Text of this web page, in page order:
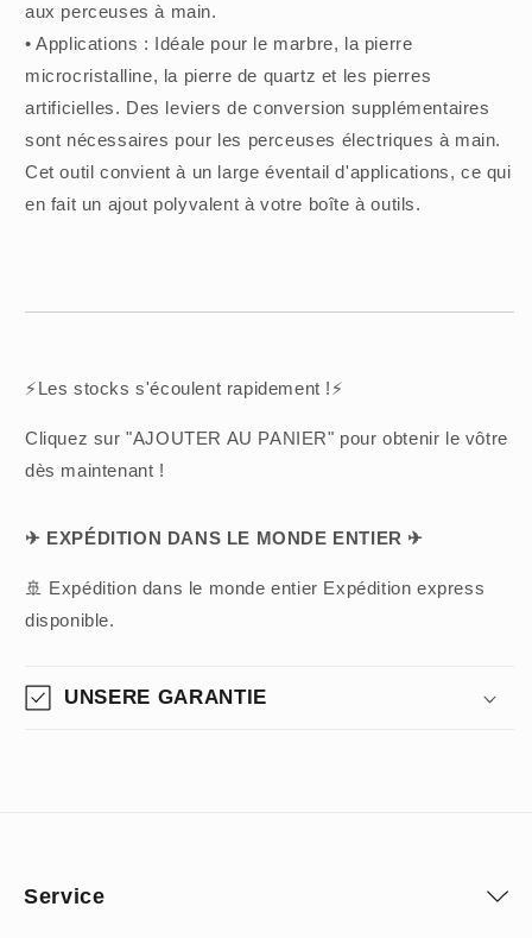
aux perceuses à main.
• Applications : Idéale pour le marbre, la pierre
microcristalline, la pierre de quartz et les pierres
artificielles. Des leviers de conversion supplémentaires
sont nécessaires pour les perceuses électriques à main.
Cet outil convient à un large éventail d'applications, ce qui
en fait un ajout polyvalent à votre boîte à outils.
⚡️Les stocks s'écoulent rapidement !⚡️
Cliquez sur "AJOUTER AU PANIER" pour obtenir le vôtre
dès maintenant !
✈ EXPÉDITION DANS LE MONDE ENTIER ✈
🚢 Expédition dans le monde entier Expédition express
disponible.
UNSERE GARANTIE
Service